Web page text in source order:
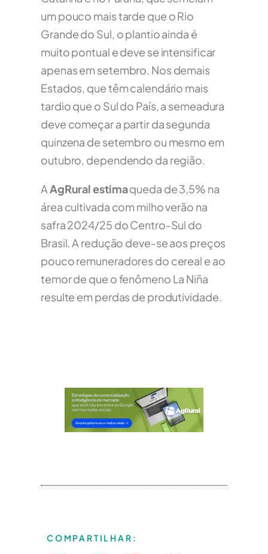
um pouco mais tarde que o Rio
Grande do Sul, o plantio ainda é
muito pontual e deve se intensificar
apenas em setembro. Nos demais
Estados, que têm calendário mais
tardio que o Sul do País, a semeadura
deve começar a partir da segunda
quinzena de setembro ou mesmo em
outubro, dependendo da região.
AAgRural estimaqueda de 3,5% na
área cultivada com milho verão na
safra 2024/25 do Centro-Sul do
Brasil. A redução deve-se aos preços
pouco remuneradores do cereal e ao
temor de que o fenômeno La Niña
resulte em perdas de produtividade.
COMPARTILHAR: